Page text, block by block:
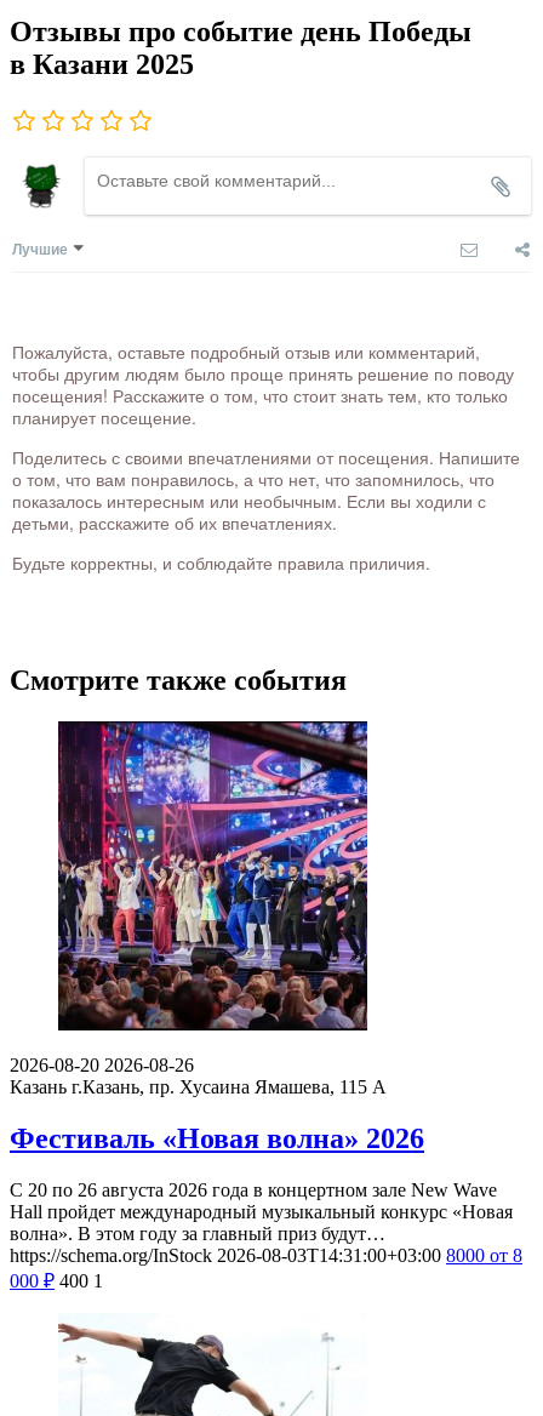
Отзывы про событие день Победы
в Казани 2025
Лучшие
Пожалуйста, оставьте подробный отзыв или комментарий,
чтобы другим людям было проще принять решение по поводу
посещения! Расскажите о том, что стоит знать тем, кто только
планирует посещение.
Поделитесь с своими впечатлениями от посещения. Напишите
о том, что вам понравилось, а что нет, что запомнилось, что
показалось интересным или необычным. Если вы ходили с
детьми, расскажите об их впечатлениях.
Будьте корректны, и соблюдайте правила приличия.
Смотрите также события
2026-08-20 2026-08-26
Казань г.Казань, пр. Хусаина Ямашева, 115 A
Фестиваль «Новая волна» 2026
С 20 по 26 августа 2026 года в концертном зале New Wave
Hall пройдет международный музыкальный конкурс «Новая
волна». В этом году за главный приз будут…
https://schema.org/InStock 2026-08-03T14:31:00+03:00 8000 от 8
000 ₽ 400 1